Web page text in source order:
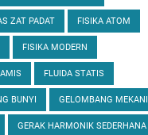
ZAT PADAT FISIKA ATOM
FISIKA MODERN
FLUIDA STATIS
BUNYI GELOMBANG
GERAK HARMONIK SEDERHANA